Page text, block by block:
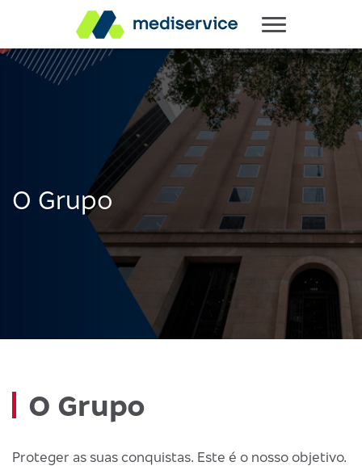
O Grupo
O Grupo
Proteger as suas conquistas. Este é o nosso objetivo.